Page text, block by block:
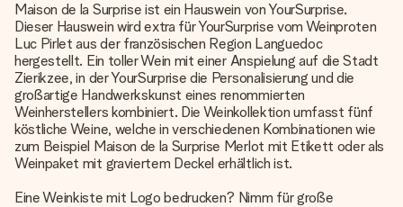
Maison de la Surprise ist ein Hauswein von YourSurprise.
Dieser Hauswein wird extra für YourSurprise vom Weinproten
Luc Pirlet aus der französischen Region Languedoc
hergestellt. Ein toller Wein mit einer Anspielung auf die Stadt
Zierikzee, in der YourSurprise die Personalisierung und die
großartige Handwerkskunst eines renommierten
Weinherstellers kombiniert. Die Weinkollektion umfasst fünf
köstliche Weine, welche in verschiedenen Kombinationen wie
zum Beispiel Maison de la Surprise Merlot mit Etikett oder als
Weinpaket mit graviertem Deckel erhältlich ist.
Eine Weinkiste mit Logo bedrucken? Nimm für große